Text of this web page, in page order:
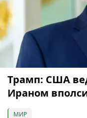
Трамп: США
Ираном
МИР